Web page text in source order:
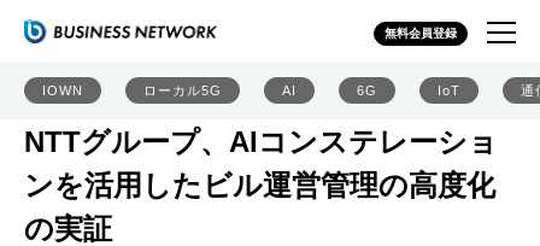
無料会員登録
IOWN ローカル5G AI 6G IoT 通
NTTグループ、AIコンステレーショ
ンを活用したビル運営管理の高度化
の実証